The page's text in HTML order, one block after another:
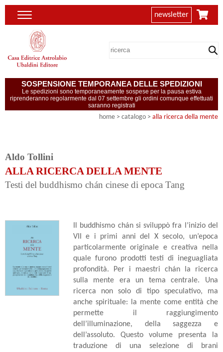
newsletter
SOSPENSIONE TEMPORANEA DELLE SPEDIZIONI
Le spedizioni sono temporaneamente sospese per la pausa estiva
riprenderanno regolarmente dal 07 settembre gli ordini comunque effettuati
saranno registrati
home > catalogo > alla ricerca della mente
Aldo Tollini
ALLA RICERCA DELLA MENTE
Testi del buddhismo chán cinese di epoca Tang
Il buddhismo chán si sviluppò fra l’inizio del
VII e i primi anni del X secolo, un’epoca
particolarmente originale e creativa nella
quale furono prodotti testi di ineguagliata
profondità. Per i maestri chán la ricerca
sulla mente era un tema centrale. Una
ricerca non solo di tipo speculativo, ma
anche spirituale: la mente come entità che
permette il raggiungimento
dell’illuminazione, della saggezza e
dell’assoluto. Questo volume presenta la
traduzione di una selezione di brani